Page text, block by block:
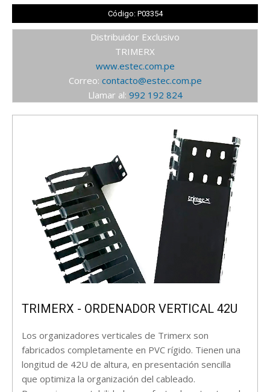
Código: P03354
Distribuidor Exclusivo
TRIMERX
www.estec.com.pe
Correo: contacto@estec.com.pe
Llamar al: 992 192 824
TRIMERX - ORDENADOR VERTICAL 42U
Los organizadores verticales de Trimerx son
fabricados completamente en PVC rígido. Tienen una
longitud de 42U de altura, en presentación sencilla
que optimiza la organización del cableado.